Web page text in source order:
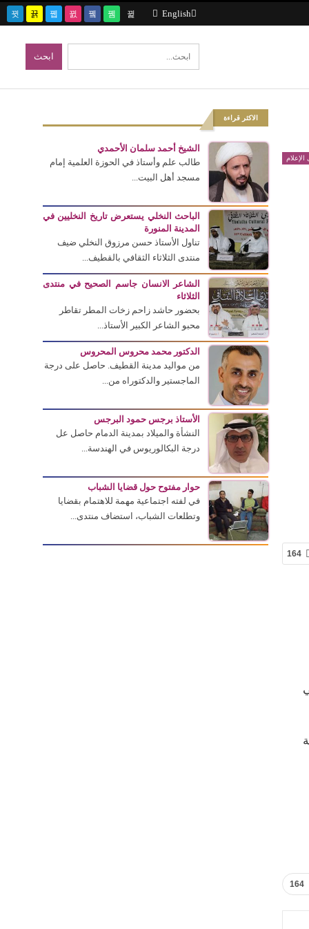
English
164
164
الاكثر قراءة
الشيخ أحمد سلمان الأحمدي
طالب علم وأستاذ في الحوزة العلمية إمام
مسجد أهل البيت...
الباحث النخلي يستعرض تاريخ النخليين في
المدينة المنورة
تناول الأستاذ حسن مرزوق النخلي ضيف
منتدى الثلاثاء الثقافي بالقطيف...
الشاعر الانسان جاسم الصحيح في منتدى
الثلاثاء
بحضور حاشد زاحم زخات المطر تقاطر
محبو الشاعر الكبير الأستاذ...
الدكتور محمد محروس المحروس
من مواليد مدينة القطيف. حاصل على درجة
الماجستير والدكتوراه من...
الأستاذ برجس حمود البرجس
النشأة والميلاد بمدينة الدمام حاصل عل
درجة البكالوريوس في الهندسة...
حوار مفتوح حول قضايا الشباب
في لفته اجتماعية مهمة للاهتمام بقضايا
وتطلعات الشباب، استضاف منتدى...